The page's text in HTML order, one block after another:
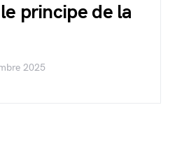
principe de la
2025